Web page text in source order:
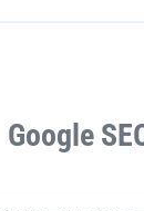
Google